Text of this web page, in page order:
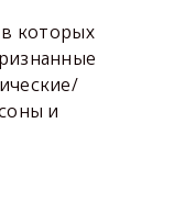
которых
и